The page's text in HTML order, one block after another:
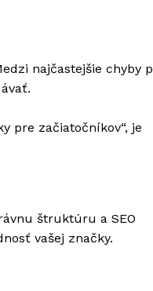
najčastejšie chyby
pre začiatočníkov“, je
štruktúru a SEO
vašej značky.